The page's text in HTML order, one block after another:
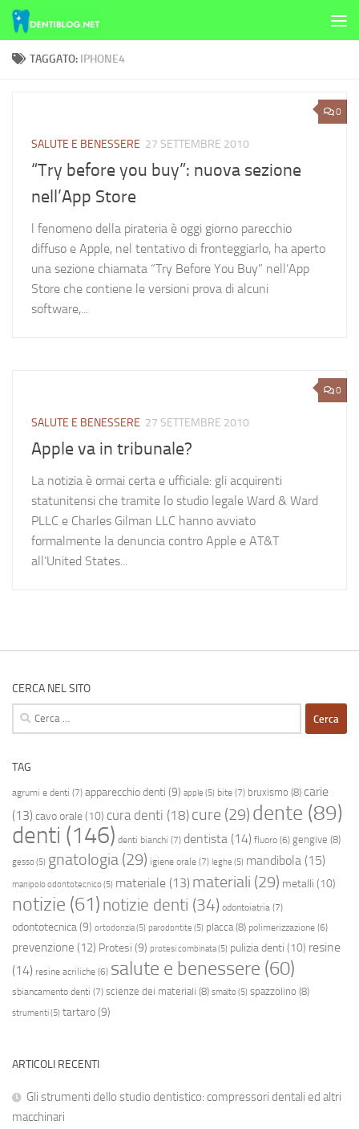
Skip to content
TAGGATO: IPHONE4
0
SALUTE E BENESSERE 27 SETTEMBRE 2010
“Try before you buy”: nuova sezione
nell’App Store
l fenomeno della pirateria è oggi giorno parecchio
diffuso e Apple, nel tentativo di fronteggiarlo, ha aperto
una sezione chiamata “Try Before You Buy” nell’App
Store che contiene le versioni prova di alcuni
software,...
0
SALUTE E BENESSERE 27 SETTEMBRE 2010
Apple va in tribunale?
La notizia è ormai certa e ufficiale: gli acquirenti
statunitensi che tramite lo studio legale Ward & Ward
PLLC e Charles Gilman LLC hanno avviato
formalmente la denuncia contro Apple e AT&T
all’United States...
CERCA NEL SITO
Ricerca
per:
TAG
agrumi e denti (7) apparecchio denti (9) apple (5) bite (7) bruxismo (8) carie
(13) cavo orale(10) cura denti (18) cure (29) dente (89)
denti (146) denti bianchi (7) dentista (14) fluoro (6) gengive (8)
gesso(5) gnatologia (29) igiene orale (7) leghe (5) mandibola (15)
manipolo odontotecnico(5) materiale (13) materiali (29) metalli (10)
notizie (61) notizie denti (34) odontoiatria (7)
odontotecnica(9) ortodonzia(5) parodontite (5) placca(8) polimerizzazione (6)
prevenzione (12) Protesi (9) protesi combinata(5) pulizia denti (10) resine
(14) resine acriliche (6) salute e benessere (60)
sbiancamento denti (7) scienze dei materiali (8) smalto(5) spazzolino (8)
strumenti(5) tartaro(9)
ARTICOLI RECENTI
Gli strumenti dello studio dentistico: compressori dentali ed altri
macchinari